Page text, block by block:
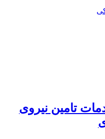
تامین نیروی